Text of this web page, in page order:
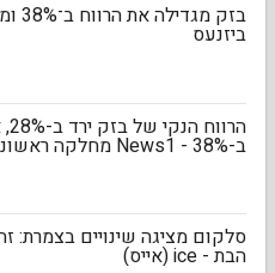
ביזנעס
ב-38% - News1 מחלקה ראשונה
סלקום מציגה שינויים בצמרת:
הבת - ice (אייס)